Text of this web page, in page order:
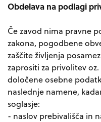
Obdelava na podlagi
Če zavod nima pravne
zakona, pogodbene
zaščite življenja
zaprositi za privolitev
določene osebne
naslednje namene,
soglasje:
- naslov prebivališča in